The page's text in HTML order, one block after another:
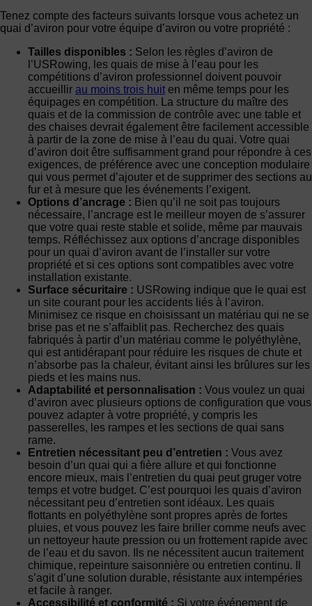
Tenez compte des facteurs suivants lorsque vous achetez un
quai d’aviron pour votre équipe d’aviron ou votre propriété :
Tailles disponibles : Selon les règles d’aviron de
l’USRowing, les quais de mise à l’eau pour les
compétitions d’aviron professionnel doivent pouvoir
accueillir au moins trois huit en même temps pour les
équipages en compétition. La structure du maître des
quais et de la commission de contrôle avec une table et
des chaises devrait également être facilement accessible
à partir de la zone de mise à l’eau du quai. Votre quai
d’aviron doit être suffisamment grand pour répondre à ces
exigences, de préférence avec une conception modulaire
qui vous permet d’ajouter et de supprimer des sections au
fur et à mesure que les événements l’exigent.
Options d’ancrage : Bien qu’il ne soit pas toujours
nécessaire, l’ancrage est le meilleur moyen de s’assurer
que votre quai reste stable et solide, même par mauvais
temps. Réfléchissez aux options d’ancrage disponibles
pour un quai d’aviron avant de l’installer sur votre
propriété et si ces options sont compatibles avec votre
installation existante.
Surface sécuritaire : USRowing indique que le quai est
un site courant pour les accidents liés à l’aviron.
Minimisez ce risque en choisissant un matériau qui ne se
brise pas et ne s’affaiblit pas. Recherchez des quais
fabriqués à partir d’un matériau comme le polyéthylène,
qui est antidérapant pour réduire les risques de chute et
n’absorbe pas la chaleur, évitant ainsi les brûlures sur les
pieds et les mains nus.
Adaptabilité et personnalisation : Vous voulez un quai
d’aviron avec plusieurs options de configuration que vous
pouvez adapter à votre propriété, y compris les
passerelles, les rampes et les sections de quai sans
rame.
Entretien nécessitant peu d’entretien : Vous avez
besoin d’un quai qui a fière allure et qui fonctionne
encore mieux, mais l’entretien du quai peut gruger votre
temps et votre budget. C’est pourquoi les quais d’aviron
nécessitant peu d’entretien sont idéaux. Les quais
flottants en polyéthylène sont propres après de fortes
pluies, et vous pouvez les faire briller comme neufs avec
un nettoyeur haute pression ou un frottement rapide avec
de l’eau et du savon. Ils ne nécessitent aucun traitement
chimique, repeinture saisonnière ou entretien continu. Il
s’agit d’une solution durable, résistante aux intempéries
et facile à ranger.
Accessibilité et conformité : Si votre événement de